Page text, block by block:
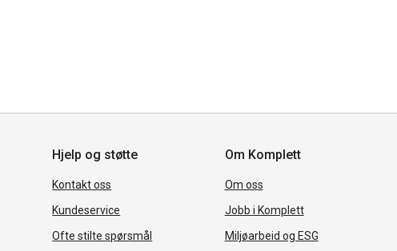
Hjelp og støtte
Kontakt oss
Kundeservice
Ofte stilte spørsmål
Om Komplett
Om oss
Jobb i Komplett
Miljøarbeid og ESG